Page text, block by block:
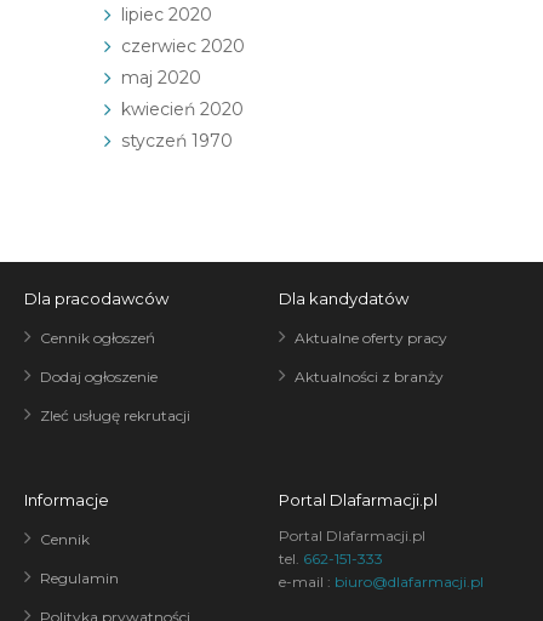
lipiec 2020
czerwiec 2020
maj 2020
kwiecień 2020
styczeń 1970
Dla pracodawców
Cennik ogłoszeń
Dodaj ogłoszenie
Zleć usługę rekrutacji
Dla kandydatów
Aktualne oferty pracy
Aktualności z branży
Informacje
Cennik
Regulamin
Polityka prywatności
Portal Dlafarmacji.pl
Portal Dlafarmacji.pl
tel. 662-151-333
e-mail : biuro@dlafarmacji.pl